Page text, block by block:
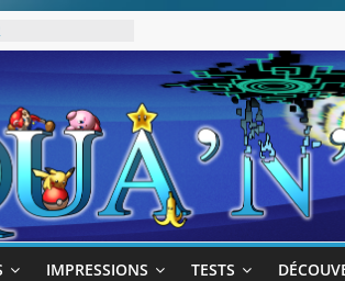
? »
ceci est une
IMPRESSIONS TESTS